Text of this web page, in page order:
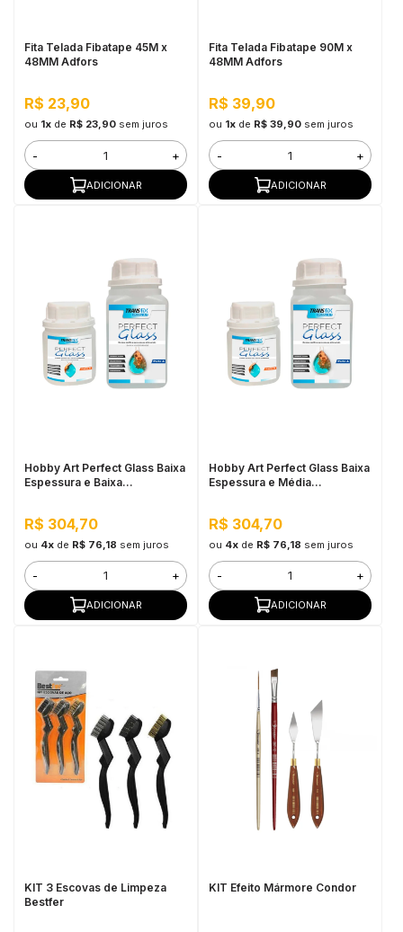
Fita Telada Fibatape 45M x
48MM Adfors
R$ 23,90
ou 1xde R$ 23,90 sem juros
- +
ADICIONAR
Fita Telada Fibatape 90M x
48MM Adfors
R$ 39,90
ou 1xde R$ 39,90 sem juros
- +
ADICIONAR
Hobby Art Perfect Glass Baixa
Espessura e Baixa
R$ 304,70
ou 4xde R$ 76,18 sem juros
- +
ADICIONAR
Hobby Art Perfect Glass Baixa
Espessura e Média
R$ 304,70
ou 4xde R$ 76,18 sem juros
- +
ADICIONAR
KIT 3 Escovas de Limpeza
Bestfer
KIT Efeito Mármore Condor